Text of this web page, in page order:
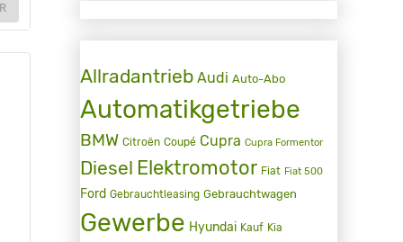
Allradantrieb Audi Auto-Abo
Automatikgetriebe
BMW Citroën Coupé Cupra Cupra Formentor
Diesel Elektromotor Fiat Fiat 500
Ford Gebrauchtleasing Gebrauchtwagen
Gewerbe Hyundai Kauf Kia